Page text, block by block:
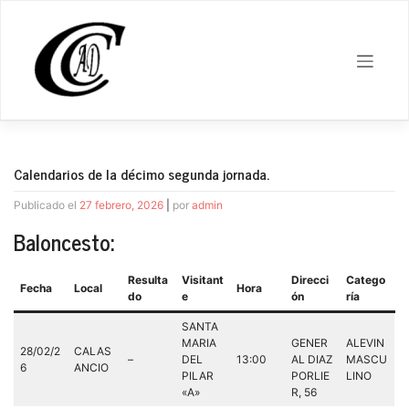
contenido
Calendarios de la décimo segunda jornada.
Publicado el 27 febrero, 2026 por admin
Baloncesto:
Fecha Local
Resulta
do
Visitant
e
Hora
Direcci
ón
Catego
ría
28/02/2
6
CALAS
ANCIO
–
SANTA
MARIA
DEL
PILAR
«A»
13:00
GENER
AL DIAZ
PORLIE
R, 56
ALEVIN
MASCU
LINO